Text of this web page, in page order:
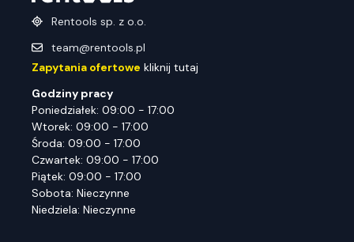
Rentools sp. z o.o.
team@rentools.pl
Zapytania ofertowe kliknij tutaj
Godziny pracy
Poniedziałek: 09:00 - 17:00
Wtorek: 09:00 - 17:00
Środa: 09:00 - 17:00
Czwartek: 09:00 - 17:00
Piątek: 09:00 - 17:00
Sobota: Nieczynne
Niedziela: Nieczynne